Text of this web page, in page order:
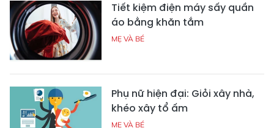
Tiết kiệm điện máy sấy quần
áo bằng khăn tắm
MẸ VÀ BÉ
Phụ nữ hiện đại: Giỏi xây nhà,
khéo xây tổ ấm
MẸ VÀ BÉ